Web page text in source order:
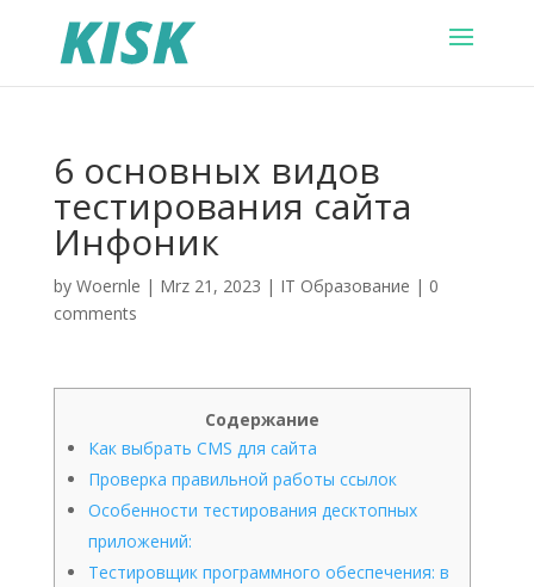
6 основных видов
тестирования сайта
Инфоник
by Woernle | Mrz 21, 2023 | IT Образование | 0
comments
Содержание
Как выбрать CMS для сайта
Проверка правильной работы ссылок
Особенности тестирования десктопных
приложений:
Тестировщик программного обеспечения: в